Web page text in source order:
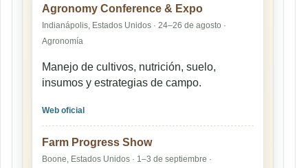
Agronomy Conference & Expo
Indianápolis, Estados Unidos · 24–26 de agosto ·
Agronomía
Manejo de cultivos, nutrición, suelo,
insumos y estrategias de campo.
Web oficial
Farm Progress Show
Boone, Estados Unidos · 1–3 de septiembre ·